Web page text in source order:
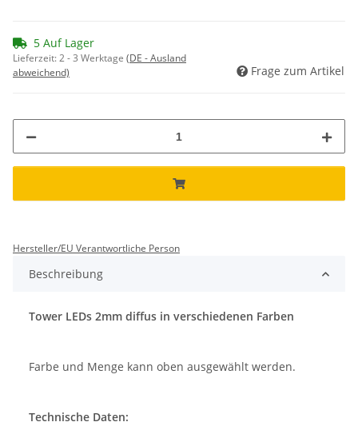
5 Auf Lager
Lieferzeit:2 - 3 Werktage (DE - Ausland
abweichend)
Frage zum Artikel
Hersteller/EU Verantwortliche Person
Beschreibung
Tower LEDs 2mm diffus in verschiedenen Farben
Farbe und Menge kann oben ausgewählt werden.
Technische Daten: